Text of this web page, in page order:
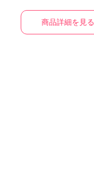
商品詳細を見る